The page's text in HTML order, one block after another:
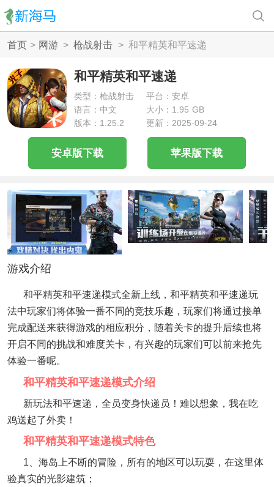
首页> 网游 > 枪战射击 > 和平精英和平速递
和平精英和平速递
类型：枪战射击
平台：安卓
语言：中文
大小：1.95 GB
版本：1.25.2
更新：2025-09-24
安卓版下载 苹果版下载
游戏介绍
和平精英和平速递模式全新上线，和平精英和平速递玩
法中玩家们将体验一番不同的竞技乐趣，玩家们将通过接单
完成配送来获得游戏的相应积分，随着关卡的提升后续也将
开启不同的挑战和难度关卡，有兴趣的玩家们可以前来抢先
体验一番呢。
和平精英和平速递模式介绍
新玩法和平速递，全员变身快递员！难以想象，我在吃
鸡送起了外卖！
和平精英和平速递模式特色
1、海岛上不断的冒险，所有的地区可以玩耍，在这里体
验真实的光影建筑；